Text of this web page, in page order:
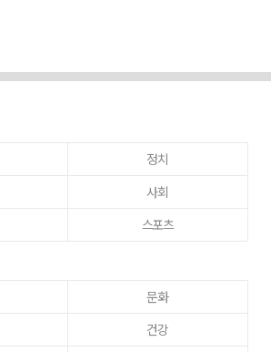
정치
사회
스포츠
문화
건강